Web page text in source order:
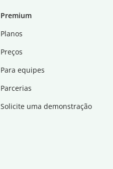
Premium
Planos
Preços
Para equipes
Parcerias
Solicite uma demonstração